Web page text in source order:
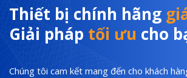
Thiết bị chính hãng
Giải pháp tối ưu cho
Chúng tôi cam kết mang đến cho khách